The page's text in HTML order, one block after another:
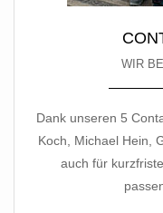
WIR
Dank unseren 5
Koch, Michael Hein,
auch für